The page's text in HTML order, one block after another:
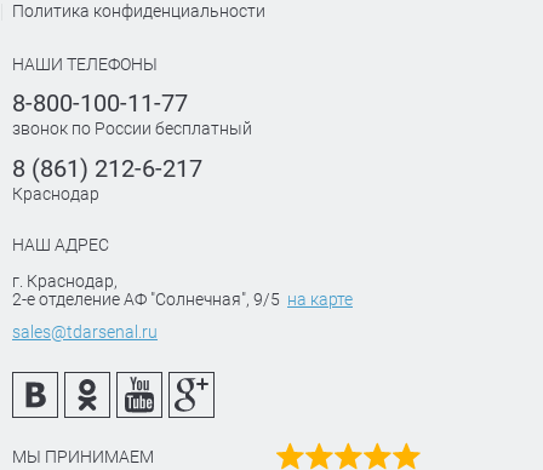
Политика конфиденциальности
НАШИ ТЕЛЕФОНЫ
8-800-100-11-77
звонок по России бесплатный
8 (861) 212-6-217
Краснодар
НАШ АДРЕС
г. Краснодар,
2-е отделение АФ "Солнечная", 9/5 на карте
sales@tdarsenal.ru
МЫ ПРИНИМАЕМ